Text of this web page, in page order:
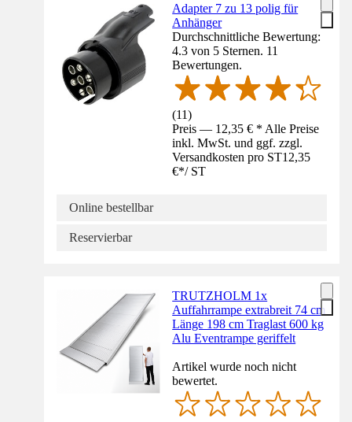
Adapter 7 zu 13 polig für
Anhänger
Durchschnittliche Bewertung:
4.3 von 5 Sternen. 11
Bewertungen.
(11)
Preis — 12,35 € * Alle Preise
inkl. MwSt. und ggf. zzgl.
Versandkosten pro ST12,35
€*/ ST
Online bestellbar
Reservierbar
TRUTZHOLM 1x
Auffahrrampe extrabreit 74 cm
Länge 198 cm Traglast 600 kg
Alu Eventrampe geriffelt
Artikel wurde noch nicht
bewertet.